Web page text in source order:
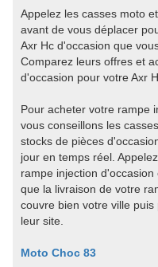
Appelez les casses moto
avant de vous déplacer
Axr Hc d'occasion que
Comparez leurs offres et
d'occasion pour votre Axr
Pour acheter votre rampe
vous conseillons les
stocks de pièces
jour en temps réel.
rampe injection d'occasion
que la livraison de votre
couvre bien votre ville
leur site.
Moto Choc 83